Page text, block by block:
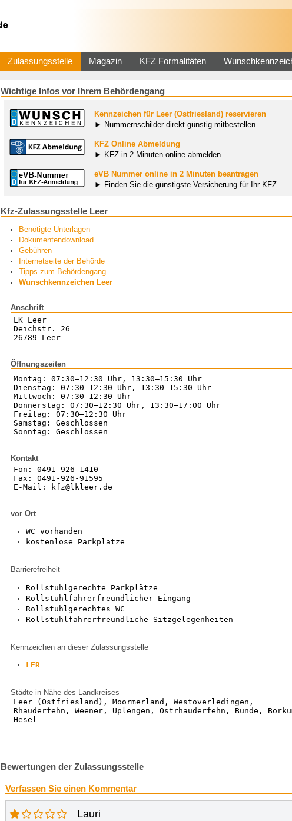
Zulassungsstelle Magazin KFZ Formalitäten
Wichtige Infos vor Ihrem Behördengang
Kennzeichen für Leer (Ostfriesland) reservieren
► Nummernschilder direkt günstig mitbestellen
KFZ Online Abmeldung
► KFZ in 2 Minuten online abmelden
eVB Nummer online in 2 Minuten beantragen
► Finden Sie die günstigste Versicherung für Ihr KFZ
Kfz-Zulassungsstelle Leer
Benötigte Unterlagen
Dokumentendownload
Gebühren
Internetseite der Behörde
Tipps zum Behördengang
Wunschkennzeichen Leer
Anschrift
LK Leer
Deichstr. 26
26789 Leer
Öffnungszeiten
Montag: 07:30–12:30 Uhr, 13:30–15:30 Uhr
Dienstag: 07:30–12:30 Uhr, 13:30–15:30 Uhr
Mittwoch: 07:30–12:30 Uhr
Donnerstag: 07:30–12:30 Uhr, 13:30–17:00 Uhr
Freitag: 07:30–12:30 Uhr
Samstag: Geschlossen
Sonntag: Geschlossen
Kontakt
Fon: 0491-926-1410
Fax: 0491-926-91595
E-Mail: kfz@lkleer.de
vor Ort
WC vorhanden
kostenlose Parkplätze
Barrierefreiheit
Rollstuhlgerechte Parkplätze
Rollstuhlfahrerfreundlicher Eingang
Rollstuhlgerechtes WC
Rollstuhlfahrerfreundliche Sitzgelegenheiten
Kennzeichen an dieser Zulassungsstelle
LER
Städte in Nähe des Landkreises
Leer (Ostfriesland), Moormerland, Westoverledingen,
Rhauderfehn, Weener, Uplengen, Ostrhauderfehn, Bunde,
Hesel
Bewertungen der Zulassungsstelle
Verfassen Sie einen Kommentar
Lauri